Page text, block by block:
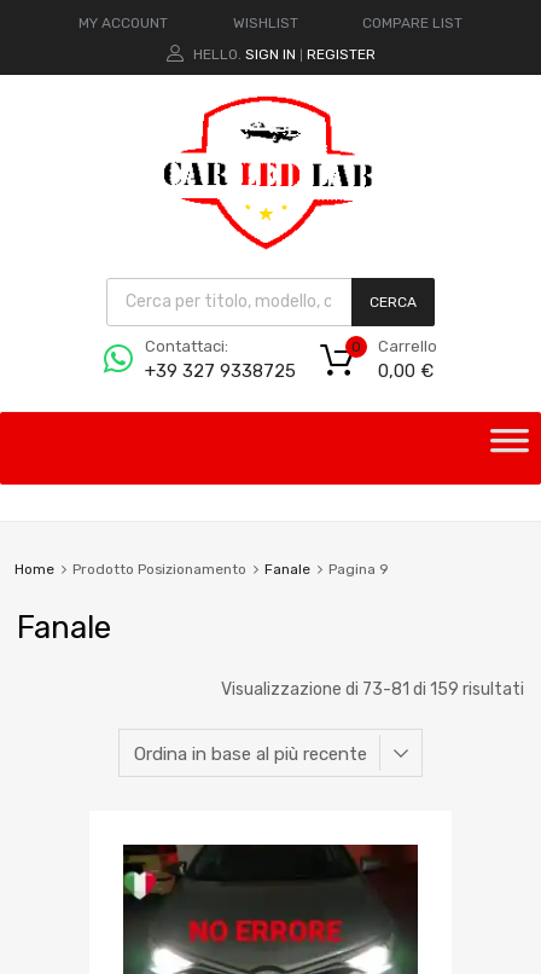
MY ACCOUNT WISHLIST
COMPARE LIST
HELLO. SIGN IN REGISTER
CERCA
Contattaci:
+39 327 9338725
Carrello
0,00 €
0
Home Prodotto Posizionamento Fanale Pagina 9
Fanale
Visualizzazione di 73-81 di 159 risultati